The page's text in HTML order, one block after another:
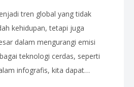
tren global yang tidak
kehidupan, tetapi juga
dalam mengurangi emisi
teknologi cerdas, seperti
infografis, kita dapat…